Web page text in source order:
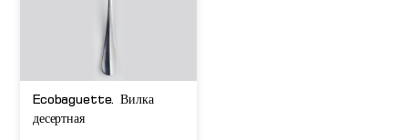
Ecobaguette. Вилка
десертная